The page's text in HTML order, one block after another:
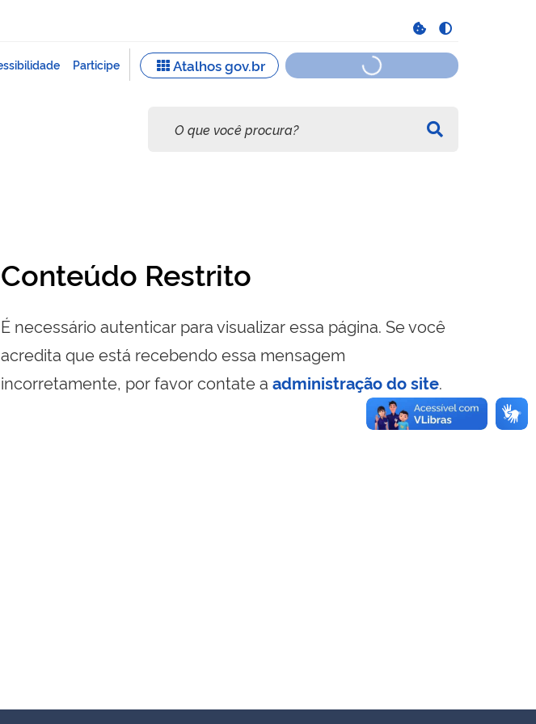
Conteúdo Restrito
É necessário autenticar para visualizar essa página. Se você
acredita que está recebendo essa mensagem
incorretamente, por favor contate a administração do site.